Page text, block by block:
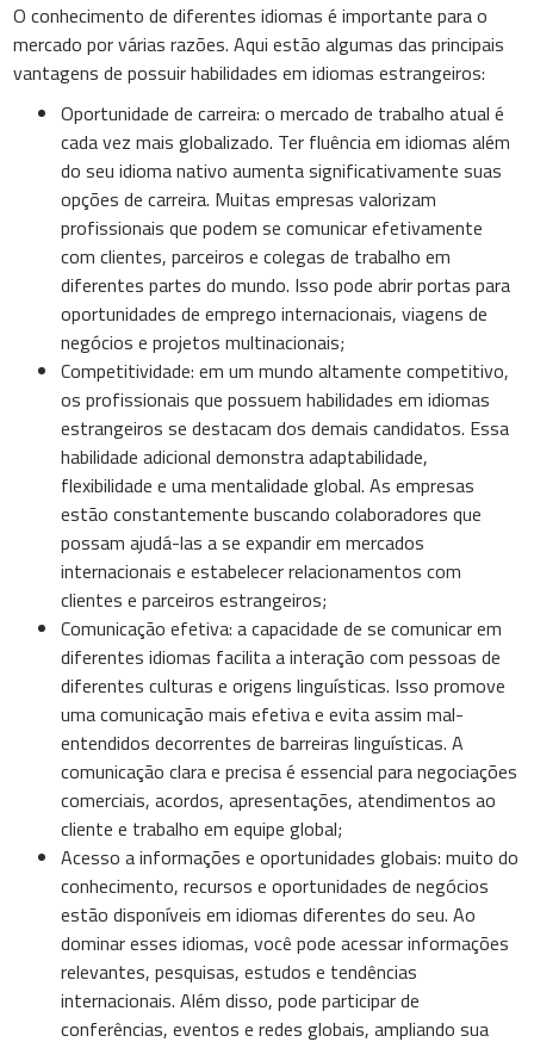
O conhecimento de diferentes idiomas é importante para o
mercado por várias razões. Aqui estão algumas das principais
vantagens de possuir habilidades em idiomas estrangeiros:
Oportunidade de carreira: o mercado de trabalho atual é
cada vez mais globalizado. Ter fluência em idiomas além
do seu idioma nativo aumenta significativamente suas
opções de carreira. Muitas empresas valorizam
profissionais que podem se comunicar efetivamente
com clientes, parceiros e colegas de trabalho em
diferentes partes do mundo. Isso pode abrir portas para
oportunidades de emprego internacionais, viagens de
negócios e projetos multinacionais;
Competitividade: em um mundo altamente competitivo,
os profissionais que possuem habilidades em idiomas
estrangeiros se destacam dos demais candidatos. Essa
habilidade adicional demonstra adaptabilidade,
flexibilidade e uma mentalidade global. As empresas
estão constantemente buscando colaboradores que
possam ajudá-las a se expandir em mercados
internacionais e estabelecer relacionamentos com
clientes e parceiros estrangeiros;
Comunicação efetiva: a capacidade de se comunicar em
diferentes idiomas facilita a interação com pessoas de
diferentes culturas e origens linguísticas. Isso promove
uma comunicação mais efetiva e evita assim mal-
entendidos decorrentes de barreiras linguísticas. A
comunicação clara e precisa é essencial para negociações
comerciais, acordos, apresentações, atendimentos ao
cliente e trabalho em equipe global;
Acesso a informações e oportunidades globais: muito do
conhecimento, recursos e oportunidades de negócios
estão disponíveis em idiomas diferentes do seu. Ao
dominar esses idiomas, você pode acessar informações
relevantes, pesquisas, estudos e tendências
internacionais. Além disso, pode participar de
conferências, eventos e redes globais, ampliando sua